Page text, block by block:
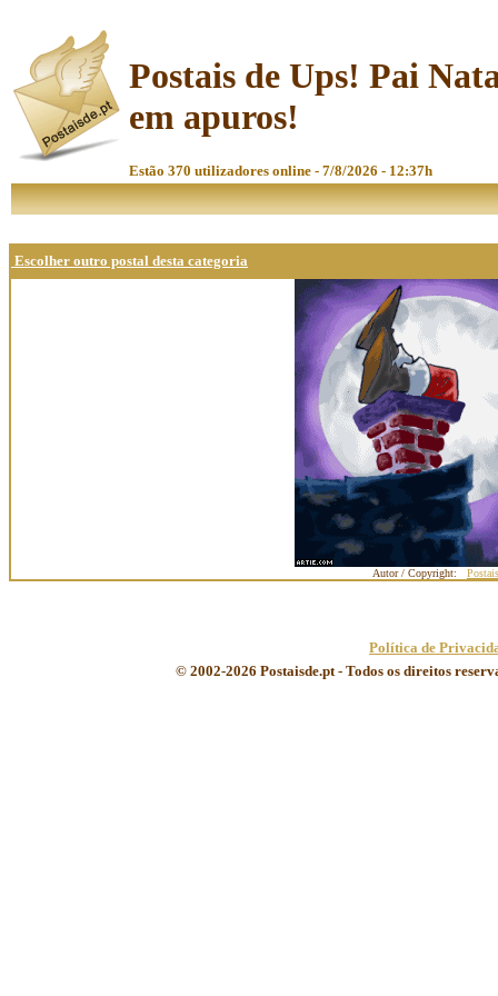
Postais de Ups! Pai
em apuros!
Estão 370 utilizadores online - 7/8/2026 - 12:37h
Escolher outro postal desta categoria
Autor / Copyright:
Política de
© 2002-2026 Postaisde.pt - Todos os direitos